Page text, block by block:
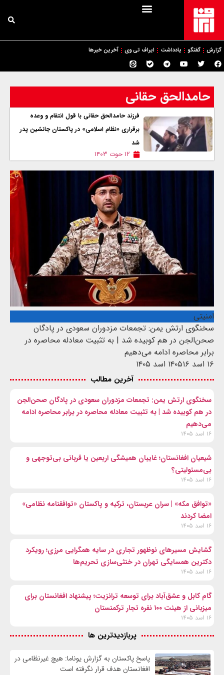
گزارش گفتگو یادداشت ایراف تی وی آخرین خبرها
حامدالحق حقانی
فرزند حامدالحق حقانی با قول انتقام و وعده
برقراری «نظام اسلامی» در پاکستان جانشین پدر
شد
۱۲ حوت ۱۴۰۳
امنیتی
سخنگوی ارتش یمن: تجمعات مزدوران سعودی در پادگان
صحن‌الجن در هم کوبیده شد | به تثبیت معادله محاصره در
برابر محاصره ادامه می‌دهیم
۱۶ اسد ۱۴۰۵
۱۶ اسد ۱۴۰۵
آخرین مطالب
سخنگوی ارتش یمن: تجمعات مزدوران سعودی در پادگان صحن‌الجن
در هم کوبیده شد | به تثبیت معادله محاصره در برابر محاصره ادامه
می‌دهیم
۱۶ اسد ۱۴۰۵
شیعیان افغانستان؛ غایبان همیشگی اربعین یا قربانی بی‌توجهی و
بی‌مسئولیتی؟
۱۶ اسد ۱۴۰۵
«توافق مکه» | سران عربستان، ترکیه و پاکستان «توافقنامه نظامی»
امضا کردند
۱۶ اسد ۱۴۰۵
گشایش مسیرهای نوظهور تجاری در سایه همگرایی مرزی؛ رویکرد
دکترین همسایگی تهران در خنثی‌سازی تحریم‌ها
۱۶ اسد ۱۴۰۵
گام کابل و عشق‌آباد برای توسعه ترانزیت؛ پیشنهاد افغانستان برای
میزبانی از هیئت ۱۰۰ نفره تجار ترکمنستان
۱۶ اسد ۱۴۰۵
پربازدیدترین ها
پاسخ پاکستان به گزارش یوناما: هیچ غیرنظامی در
افغانستان هدف قرار نگرفته است